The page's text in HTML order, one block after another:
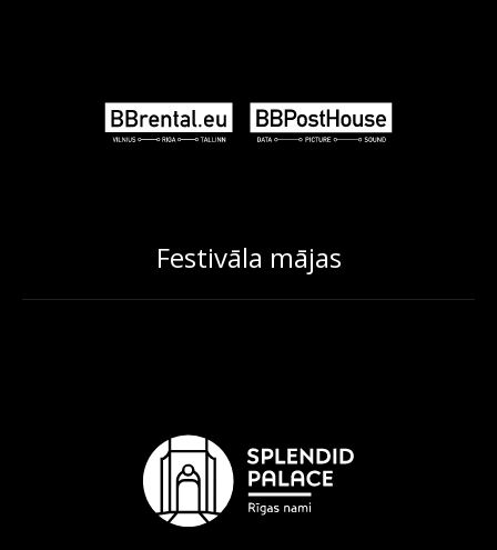
Festivāla mājas